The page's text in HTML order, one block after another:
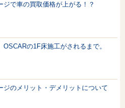
ジで車の買取価格が上がる！？
OSCARの1F床施工がされるまで。
ジのメリット・デメリットについて